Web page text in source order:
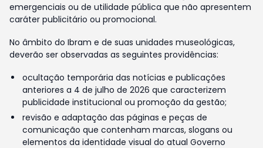
emergenciais ou de utilidade pública que não apresentem
caráter publicitário ou promocional.
No âmbito do Ibram e de suas unidades museológicas,
deverão ser observadas as seguintes providências:
ocultação temporária das notícias e publicações
anteriores a 4 de julho de 2026 que caracterizem
publicidade institucional ou promoção da gestão;
revisão e adaptação das páginas e peças de
comunicação que contenham marcas, slogans ou
elementos da identidade visual do atual Governo